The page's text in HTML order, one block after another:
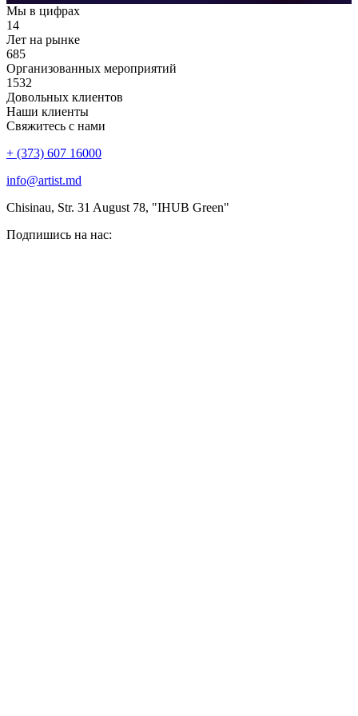
Мы в цифрах
14
Лет на рынке
685
Организованных мероприятий
1532
Довольных клиентов
Наши клиенты
Свяжитесь с нами
+ (373) 607 16000
info@artist.md
Chisinau, Str. 31 August 78, "IHUB Green"
Подпишись на нас: